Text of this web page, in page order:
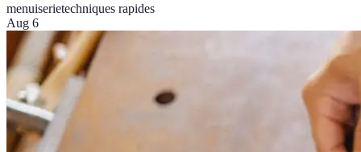
menuiserietechniques rapides
Aug 6